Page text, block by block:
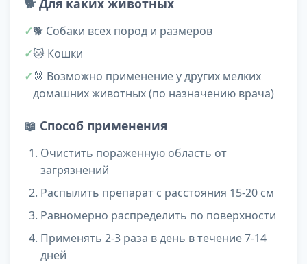
🐕 Для каких животных
🐕 Собаки всех пород и размеров
🐱 Кошки
🐰 Возможно применение у других мелких
домашних животных (по назначению врача)
📖 Способ применения
Очистить пораженную область от
загрязнений
Распылить препарат с расстояния 15-20 см
Равномерно распределить по поверхности
Применять 2-3 раза в день в течение 7-14
дней